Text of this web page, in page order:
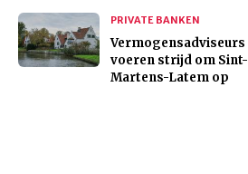
PRIVATE BANKEN
Vermogensadviseurs
voeren strijd om Sint-
Martens-Latem op